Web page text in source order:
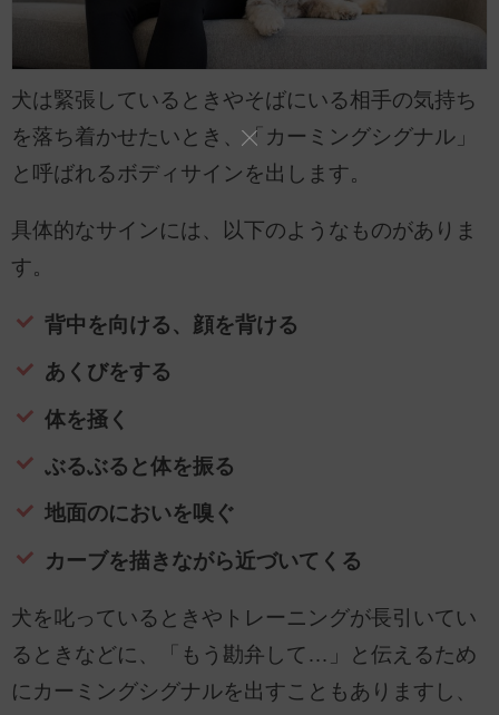
犬は緊張しているときやそばにいる相手の気持ち
を落ち着かせたいとき、「カーミングシグナル」
と呼ばれるボディサインを出します。
具体的なサインには、以下のようなものがありま
す。
背中を向ける、顔を背ける
あくびをする
体を掻く
ぶるぶると体を振る
地面のにおいを嗅ぐ
カーブを描きながら近づいてくる
犬を叱っているときやトレーニングが長引いてい
るときなどに、「もう勘弁して…」と伝えるため
にカーミングシグナルを出すこともありますし、